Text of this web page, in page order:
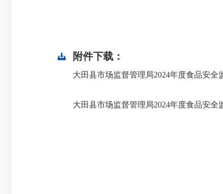
附件下载：
大田县市场监督管理局2024年度食品安全
大田县市场监督管理局2024年度食品安全